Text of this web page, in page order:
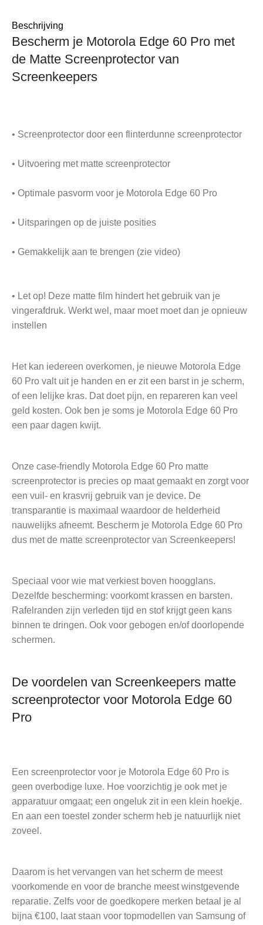
Beschrijving
Bescherm je Motorola Edge 60 Pro met
de Matte Screenprotector van
Screenkeepers
• Screenprotector door een flinterdunne screenprotector
• Uitvoering met matte screenprotector
• Optimale pasvorm voor je Motorola Edge 60 Pro
• Uitsparingen op de juiste posities
• Gemakkelijk aan te brengen (zie video)
• Let op! Deze matte film hindert het gebruik van je
vingerafdruk. Werkt wel, maar moet moet dan je opnieuw
instellen
Het kan iedereen overkomen, je nieuwe Motorola Edge
60 Pro valt uit je handen en er zit een barst in je scherm,
of een lelijke kras. Dat doet pijn, en repareren kan veel
geld kosten. Ook ben je soms je Motorola Edge 60 Pro
een paar dagen kwijt.
Onze case-friendly Motorola Edge 60 Pro matte
screenprotector is precies op maat gemaakt en zorgt voor
een vuil- en krasvrij gebruik van je device. De
transparantie is maximaal waardoor de helderheid
nauwelijks afneemt. Bescherm je Motorola Edge 60 Pro
dus met de matte screenprotector van Screenkeepers!
Speciaal voor wie mat verkiest boven hoogglans.
Dezelfde bescherming: voorkomt krassen en barsten.
Rafelranden zijn verleden tijd en stof krijgt geen kans
binnen te dringen. Ook voor gebogen en/of doorlopende
schermen.
De voordelen van Screenkeepers matte
screenprotector voor Motorola Edge 60
Pro
Een screenprotector voor je Motorola Edge 60 Pro is
geen overbodige luxe. Hoe voorzichtig je ook met je
apparatuur omgaat; een ongeluk zit in een klein hoekje.
En aan een toestel zonder scherm heb je natuurlijk niet
zoveel.
Daarom is het vervangen van het scherm de meest
voorkomende en voor de branche meest winstgevende
reparatie. Zelfs voor de goedkopere merken betaal je al
bijna €100, laat staan voor topmodellen van Samsung of